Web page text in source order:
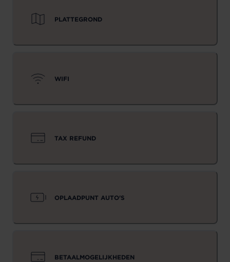
PLATTEGROND
WIFI
TAX REFUND
OPLAADPUNT AUTO'S
BETAALMOGELIJKHEDEN